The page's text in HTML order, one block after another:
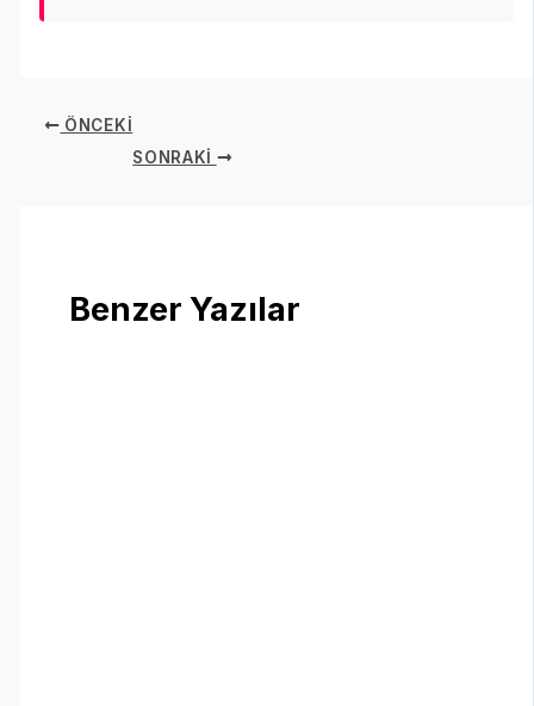
ÖNCEKI
SONRAKI
Benzer Yazılar